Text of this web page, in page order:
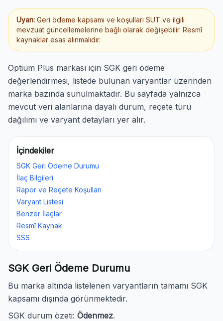
Uyarı: Geri ödeme kapsamı ve koşulları SUT ve ilgili
mevzuat güncellemelerine bağlı olarak değişebilir. Resmî
kaynaklar esas alınmalıdır.
Optium Plus markası için SGK geri ödeme
değerlendirmesi, listede bulunan varyantlar üzerinden
marka bazında sunulmaktadır. Bu sayfada yalnızca
mevcut veri alanlarına dayalı durum, reçete türü
dağılımı ve varyant detayları yer alır.
İçindekiler
SGK Geri Ödeme Durumu
İlaç Bilgileri
Rapor ve Reçete Koşulları
Varyant Listesi
Benzer İlaçlar
Resmî Kaynak
SSS
SGK Geri Ödeme Durumu
Bu marka altında listelenen varyantların tamamı SGK
kapsamı dışında görünmektedir.
SGK durum özeti: Ödenmez.